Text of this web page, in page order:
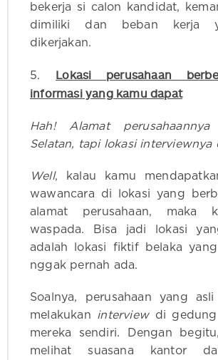
bekerja si calon kandidat,
dimiliki dan beban kerja
dikerjakan.
5. Lokasi perusahaan
informasi yang kamu dapat
Hah! Alamat
Selatan, tapi lokasi interviewnya
Well, kalau kamu
wawancara di lokasi yang
alamat perusahaan, maka
waspada. Bisa jadi lokasi
adalah lokasi fiktif belaka yang
nggak pernah ada.
Soalnya, perusahaan yang
melakukan interviewdi gedung
mereka sendiri. Dengan
melihat suasana kantor